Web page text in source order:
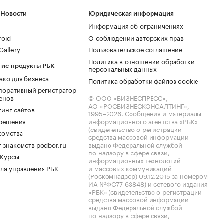
продукты РБК
для бизнеса
регистратор
сайтов
знакомств podbor.ru
управления РБК
Юридическая информация
Информация об ограничениях
О соблюдении авторских прав
Пользовательское соглашение
Политика в отношении обработки
персональных данных
Политика обработки файлов cookie
© ООО «БИЗНЕСПРЕСС»,
АО «РОСБИЗНЕСКОНСАЛТИНГ»,
1995–2026. Сообщения и материалы
информационного агентства «РБК»
(свидетельство о регистрации
средства массовой информации
выдано Федеральной службой
по надзору в сфере связи,
информационных технологий
и массовых коммуникаций
(Роскомнадзор) 09.12.2015 за номером
ИА №ФС77-63848) и сетевого издания
«РБК» (свидетельство о регистрации
средства массовой информации
выдано Федеральной службой
по надзору в сфере связи,